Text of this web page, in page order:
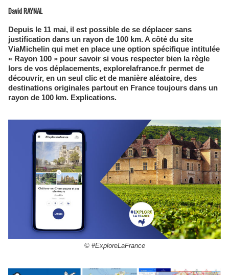
David RAYNAL
Depuis le 11 mai, il est possible de se déplacer sans
justification dans un rayon de 100 km. A côté du site
ViaMichelin qui met en place une option spécifique intitulée
« Rayon 100 » pour savoir si vous respecter bien la règle
lors de vos déplacements, explorelafrance.fr permet de
découvrir, en un seul clic et de manière aléatoire, des
destinations originales partout en France toujours dans un
rayon de 100 km. Explications.
© #ExploreLaFrance